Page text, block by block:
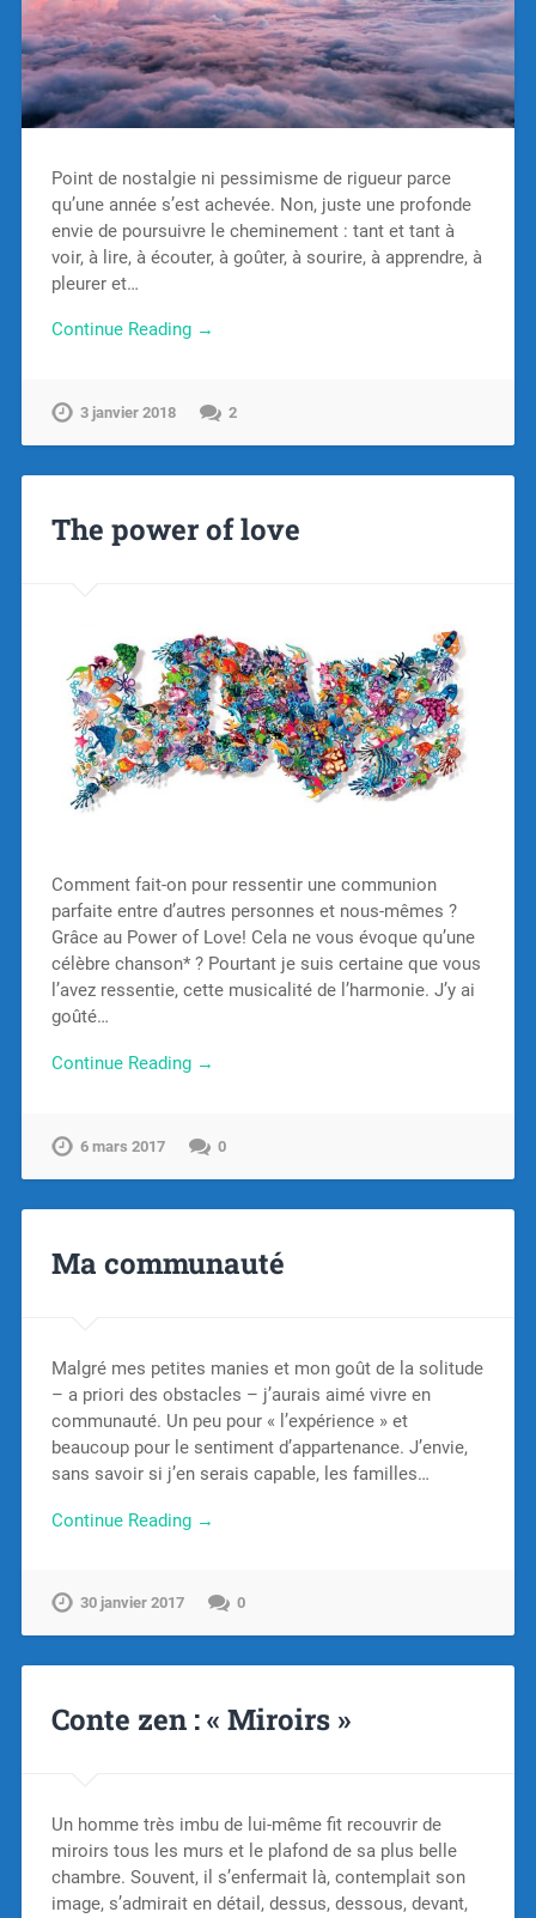
Point de nostalgie ni pessimisme de rigueur parce
qu’une année s’est achevée. Non, juste une profonde
envie de poursuivre le cheminement : tant et tant à
voir, à lire, à écouter, à goûter, à sourire, à apprendre, à
pleurer et…
Continue Reading →
3 janvier 2018 2
The power of love
Comment fait-on pour ressentir une communion
parfaite entre d’autres personnes et nous-mêmes ?
Grâce au Power of Love! Cela ne vous évoque qu’une
célèbre chanson* ? Pourtant je suis certaine que vous
l’avez ressentie, cette musicalité de l’harmonie. J’y ai
goûté…
Continue Reading →
6 mars 2017 0
Ma communauté
Malgré mes petites manies et mon goût de la solitude
– a priori des obstacles – j’aurais aimé vivre en
communauté. Un peu pour « l’expérience » et
beaucoup pour le sentiment d’appartenance. J’envie,
sans savoir si j’en serais capable, les familles…
Continue Reading →
30 janvier 2017 0
Conte zen : « Miroirs »
Un homme très imbu de lui-même fit recouvrir de
miroirs tous les murs et le plafond de sa plus belle
chambre. Souvent, il s’enfermait là, contemplait son
image, s’admirait en détail, dessus, dessous, devant,